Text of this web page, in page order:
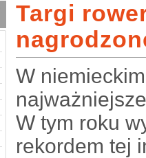
Targi
W
W tym roku
rekordem tej